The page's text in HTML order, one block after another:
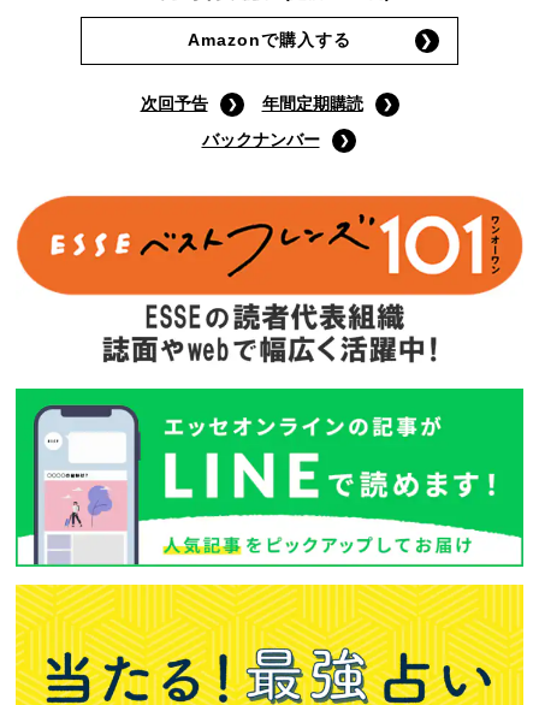
Amazonで購入する
次回予告
年間定期購読
バックナンバー